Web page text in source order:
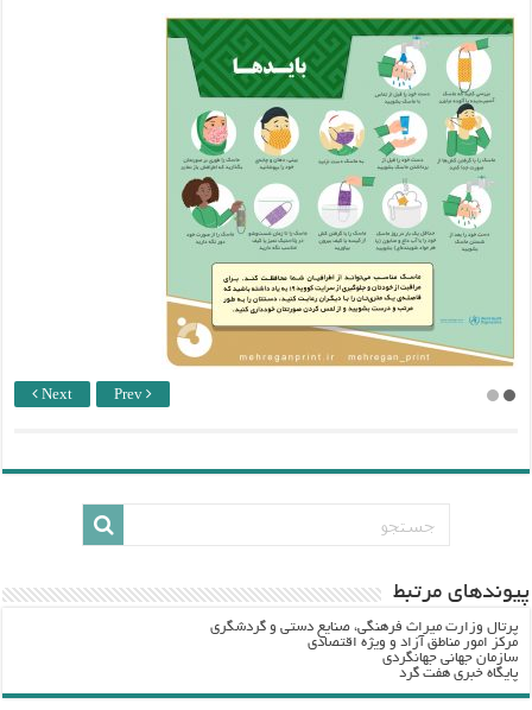
Next Prev
پيوندهاي مرتبط
پرتال وزارت ميراث فرهنگي، صنایع دستی و گردشگري
مرکز امور مناطق آزاد و ویژه اقتصادی
سازمان جهانی جهانگردی
پایگاه خبری هفت گرد